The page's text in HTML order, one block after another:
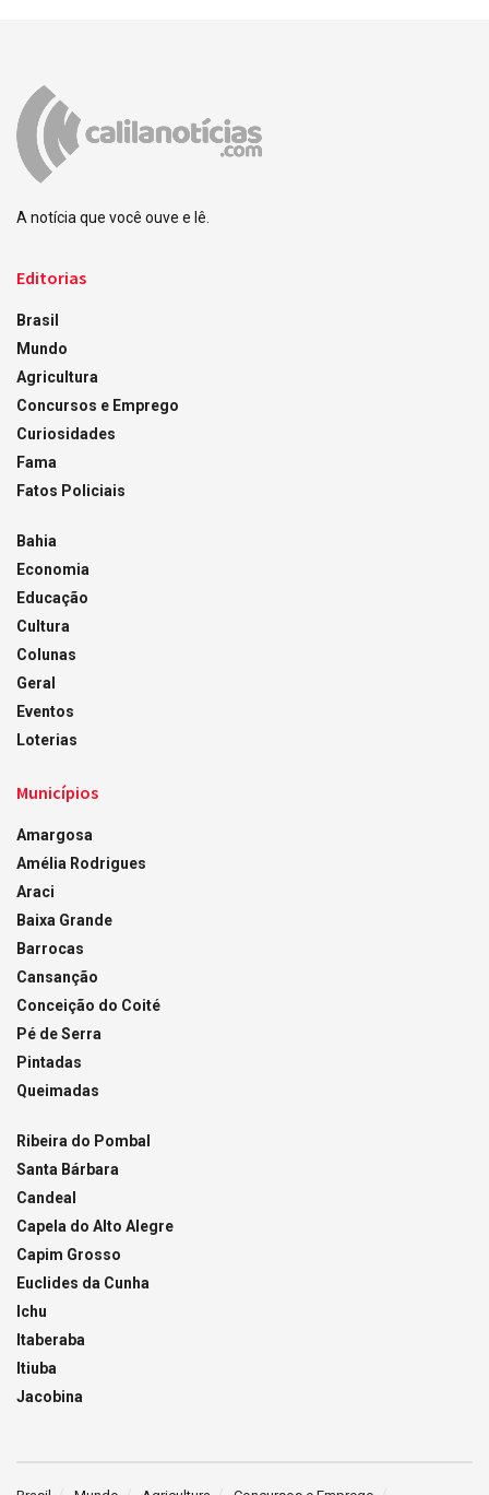
A notícia que você ouve e lê.
Editorias
Brasil
Mundo
Agricultura
Concursos e Emprego
Curiosidades
Fama
Fatos Policiais
Bahia
Economia
Educação
Cultura
Colunas
Geral
Eventos
Loterias
Municípios
Amargosa
Amélia Rodrigues
Araci
Baixa Grande
Barrocas
Cansanção
Conceição do Coité
Pé de Serra
Pintadas
Queimadas
Ribeira do Pombal
Santa Bárbara
Candeal
Capela do Alto Alegre
Capim Grosso
Euclides da Cunha
Ichu
Itaberaba
Itiuba
Jacobina